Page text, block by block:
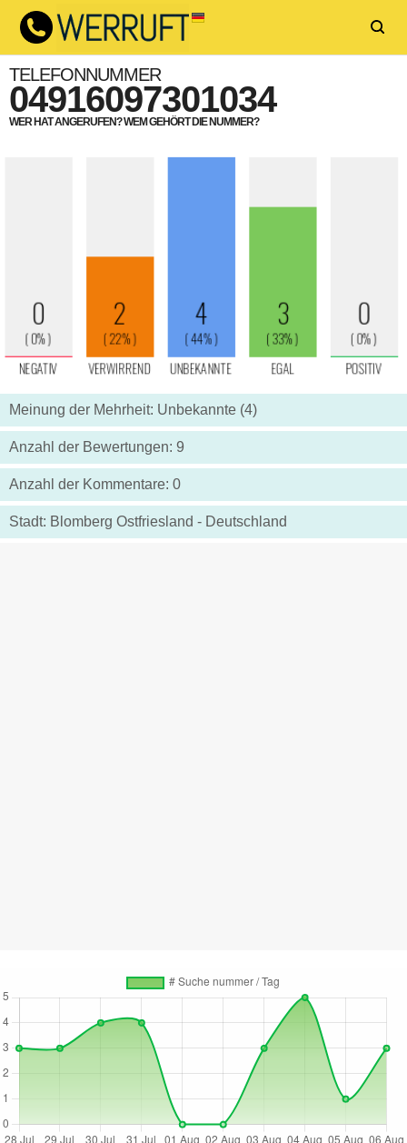
TELEFONNUMMER
04916097301034
WER HAT ANGERUFEN? WEM GEHÖRT DIE NUMMER?
Meinung der Mehrheit: Unbekannte (4)
Anzahl der Bewertungen: 9
Anzahl der Kommentare: 0
Stadt: Blomberg Ostfriesland - Deutschland